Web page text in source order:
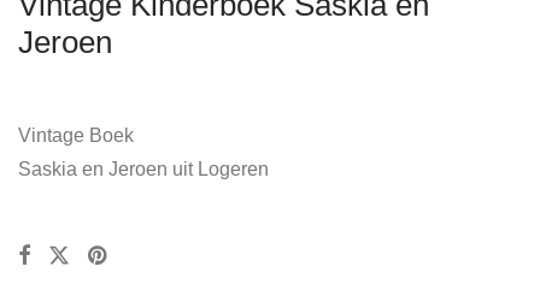
Jeroen
Vintage Boek
Saskia en Jeroen uit Logeren